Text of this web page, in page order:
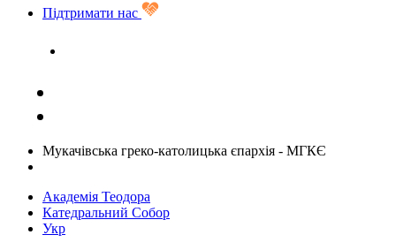
Підтримати нас
Мукачівська греко-католицька єпархія - МГКЄ
Академія Теодора
Катедральний Собор
Укр